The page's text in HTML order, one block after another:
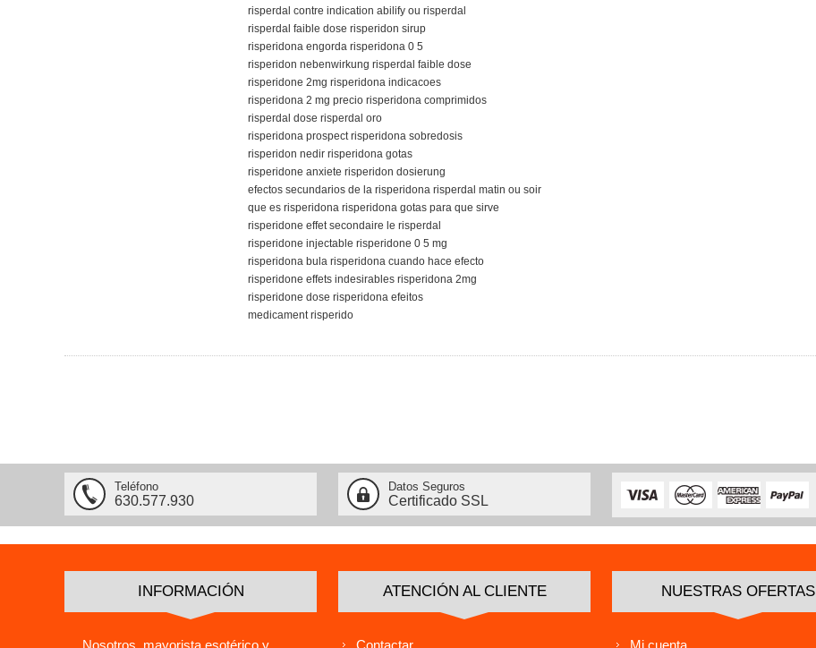
risperdal contre indication abilify ou risperdal
risperdal faible dose risperidon sirup
risperidona engorda risperidona 0 5
risperidon nebenwirkung risperdal faible dose
risperidone 2mg risperidona indicacoes
risperidona 2 mg precio risperidona comprimidos
risperdal dose risperdal oro
risperidona prospect risperidona sobredosis
risperidon nedir risperidona gotas
risperidone anxiete risperidon dosierung
efectos secundarios de la risperidona risperdal matin ou soir
que es risperidona risperidona gotas para que sirve
risperidone effet secondaire le risperdal
risperidone injectable risperidone 0 5 mg
risperidona bula risperidona cuando hace efecto
risperidone effets indesirables risperidona 2mg
risperidone dose risperidona efeitos
medicament risperido
Teléfono
630.577.930
Datos Seguros
Certificado SSL
INFORMACIÓN
Nosotros, mayorista esotérico y
ATENCIÓN AL CLIENTE
Contactar
NUESTRAS OFERTAS
Mi cuenta